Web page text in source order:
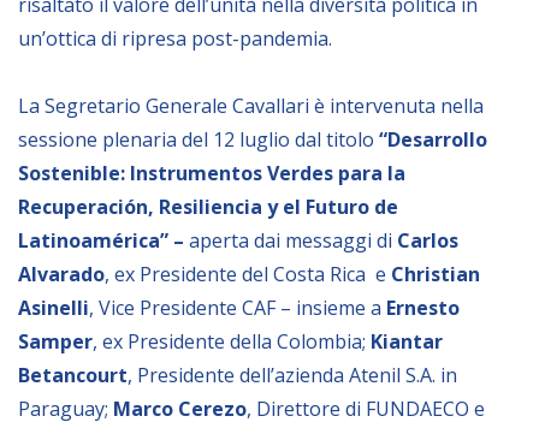
Bandi
Borse di studio
Alta Formazione
Albo fornitori
Contratti/Accordi/Grant
NEWSLETTER
un’ottica di ripresa post-pandemia.
La Segretario Generale Cavallari è intervenuta nella
sessione plenaria del 12 luglio dal titolo “Desarrollo
Sostenible: Instrumentos Verdes para la
Recuperación, Resiliencia y el Futuro de
Latinoamérica” – aperta dai messaggi di Carlos
Alvarado, ex Presidente del Costa Rica e Christian
Asinelli, Vice Presidente CAF – insieme a Ernesto
Samper, ex Presidente della Colombia; Kiantar
Betancourt, Presidente dell’azienda Atenil S.A. in
Paraguay; Marco Cerezo, Direttore di FUNDAECO e